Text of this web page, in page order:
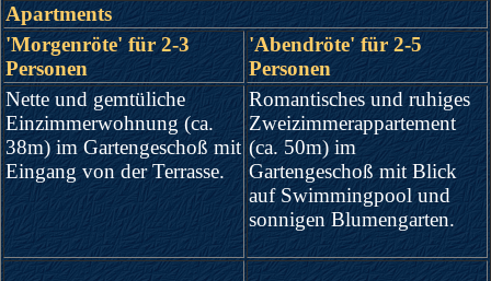
Apartments
'Morgenröte' für 2-3
Personen
'Abendröte' für 2-5
Personen
Nette und gemtüliche
Einzimmerwohnung (ca.
38m) im Gartengeschoß mit
Eingang von der Terrasse.
Romantisches und ruhiges
Zweizimmerappartement
(ca. 50m) im
Gartengeschoß mit Blick
auf Swimmingpool und
sonnigen Blumengarten.